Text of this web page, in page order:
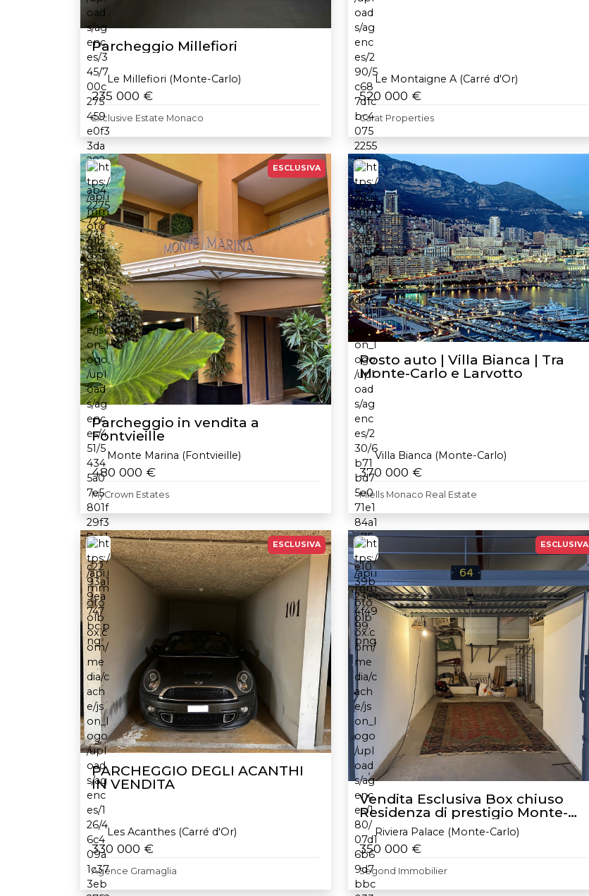
Parcheggio Millefiori
Le Millefiori (Monte-Carlo)
235 000 €
Exclusive Estate Monaco
Le Montaigne A (Carré d'Or)
520 000 €
Carat Properties
ESCLUSIVA
Parcheggio in vendita a
Fontvieille
Monte Marina (Fontvieille)
480 000 €
MyCrown Estates
Posto auto | Villa Bianca | Tra
Monte-Carlo e Larvotto
Villa Bianca (Monte-Carlo)
370 000 €
Miells Monaco Real Estate
ESCLUSIVA
PARCHEGGIO DEGLI ACANTHI
IN VENDITA
Les Acanthes (Carré d'Or)
330 000 €
Agence Gramaglia
ESCLUSIVA
Vendita Esclusiva Box chiuso
Residenza di prestigio Monte-
Carlo Monaco
Riviera Palace (Monte-Carlo)
350 000 €
Segond Immobilier